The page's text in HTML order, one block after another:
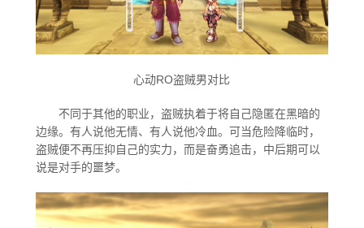
海港的愿望
一拳超人
瓦尔哈拉
心动RO盗贼男对比
不同于其他的职业，盗贼执着于将自己隐匿在黑暗的
边缘。有人说他无情、有人说他冷血。可当危险降临时，
盗贼便不再压抑自己的实力，而是奋勇追击，中后期可以
说是对手的噩梦。